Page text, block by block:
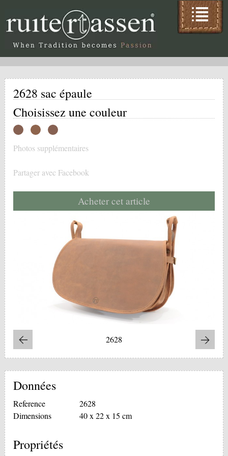
2628 sac épaule
Choisissez une couleur
Photos supplémentaires
Partager avec Facebook
Acheter cet article
2628
Données
Reference
2628
Dimensions
40 x 22 x 15 cm
Propriétés